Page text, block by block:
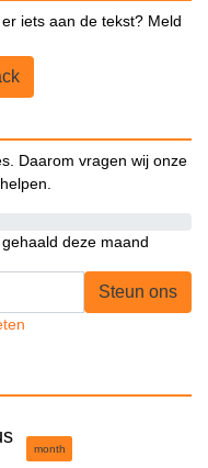
iets aan de tekst? Meld
Daarom vragen wij onze
deze maand
Steun ons
month